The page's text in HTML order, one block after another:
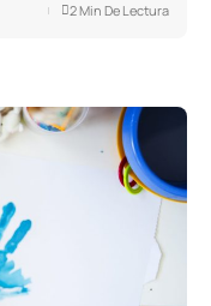
2 Min De Lectura